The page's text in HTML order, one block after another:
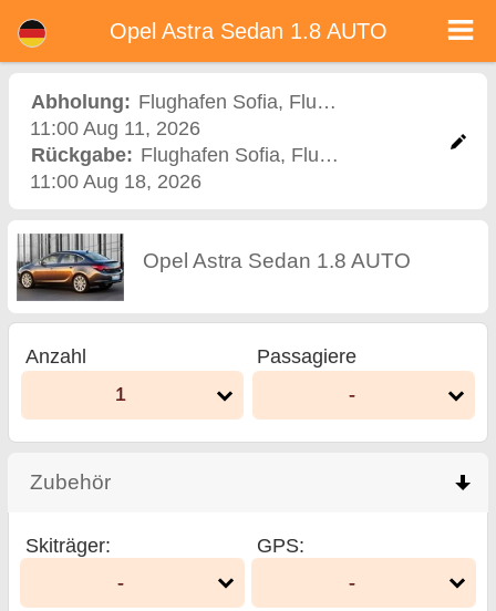
Vollkaskoversicherung (ohne Selbstbeteiligung), unbegrenzte Kilometer, kostenlose Kindersitze, zusätzliche Fahrer kostenlos,
niedrigen Preis Autovermietung garantiert.Opel Astra Sedan 1.8 AUTO
Abholung: Flughafen Sofia, Flughafen
11:00 Aug 11, 2026
Rückgabe: Flughafen Sofia, Flughafen
11:00 Aug 18, 2026
Opel Astra Sedan 1.8 AUTO
Anzahl
1
Passagiere
-
Zubehör
Skiträger:
-
GPS:
-